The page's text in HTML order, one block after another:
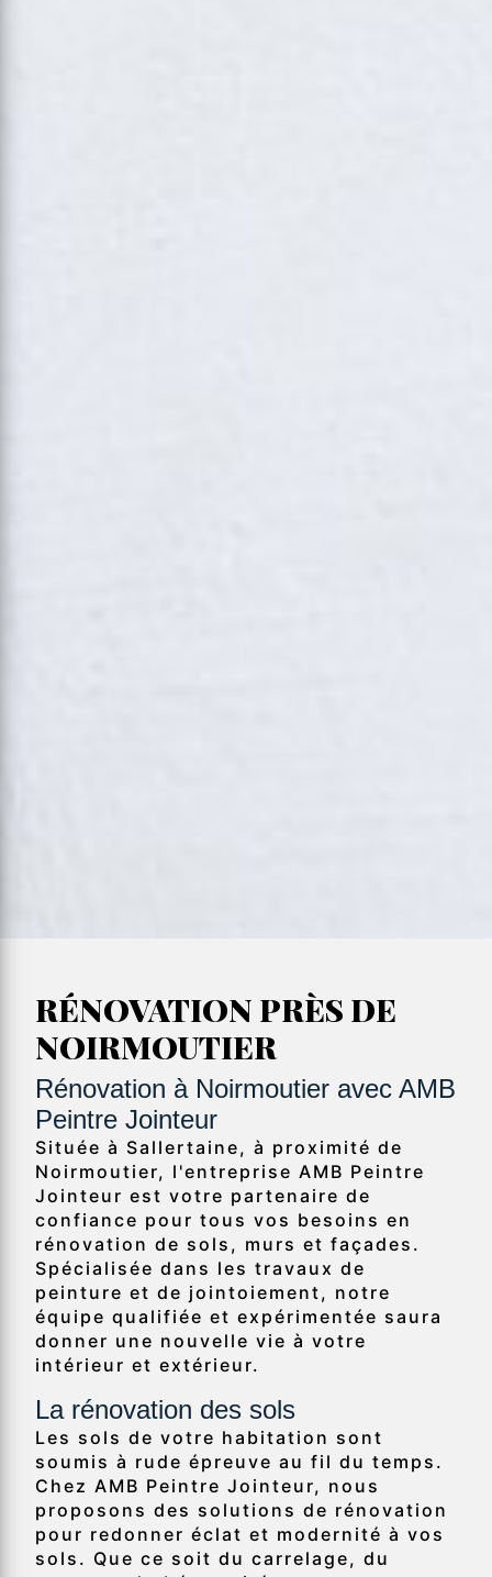
RÉNOVATION PRÈS DE
NOIRMOUTIER
Rénovation à Noirmoutier avec AMB
Peintre Jointeur
Située à Sallertaine, à proximité de
Noirmoutier, l'entreprise AMB Peintre
Jointeur est votre partenaire de
confiance pour tous vos besoins en
rénovation de sols, murs et façades.
Spécialisée dans les travaux de
peinture et de jointoiement, notre
équipe qualifiée et expérimentée saura
donner une nouvelle vie à votre
intérieur et extérieur.
La rénovation des sols
Les sols de votre habitation sont
soumis à rude épreuve au fil du temps.
Chez AMB Peintre Jointeur, nous
proposons des solutions de rénovation
pour redonner éclat et modernité à vos
sols. Que ce soit du carrelage, du